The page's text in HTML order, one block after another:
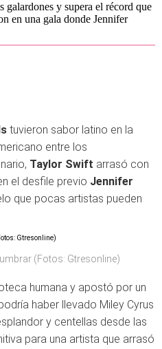
y supera el récord que
en una gala donde Jennifer
tuvieron sabor latino en la
entre los
Taylor Swift arrasó con
el desfile previo Jennifer
que pocas artistas pueden
(Fotos: Gtresonline)
humana y apostó por un
haber llevado Miley Cyrus
y centellas desde las
para una artista que arrasó